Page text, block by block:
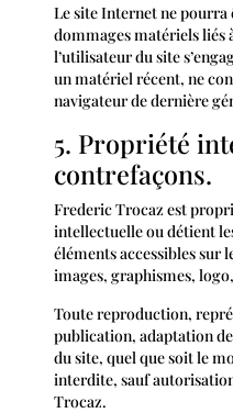
Le site Internet ne pourra
dommages matériels liés
l’utilisateur du site
un matériel récent, ne
navigateur de dernière
5. Propriété
contrefaçons.
Frederic Trocaz est
intellectuelle ou détient
éléments accessibles sur
images, graphismes,
Toute reproduction,
publication, adaptation
du site, quel que soit le
interdite, sauf
Trocaz.